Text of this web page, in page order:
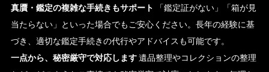
真贋・鑑定の複雑な手続きもサポート 「鑑定証がない」「箱が見
当たらない」といった場合でもご安心ください。長年の経験に基
づき、適切な鑑定手続きの代行やアドバイスも可能です。
一点から、秘密厳守で対応します遺品整理やコレクションの整理